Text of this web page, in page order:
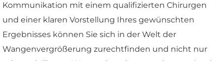
Kommunikation mit einem qualifizierten Chirurgen
und einer klaren Vorstellung Ihres gewünschten
Ergebnisses können Sie sich in der Welt der
Wangenvergrößerung zurechtfinden und nicht nur